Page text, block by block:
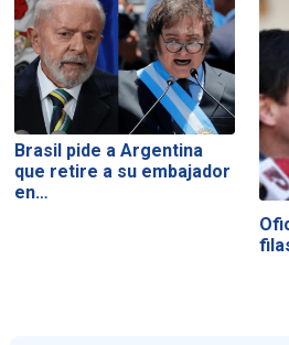
Brasil pide a Argentina
que retire a su embajador
en…